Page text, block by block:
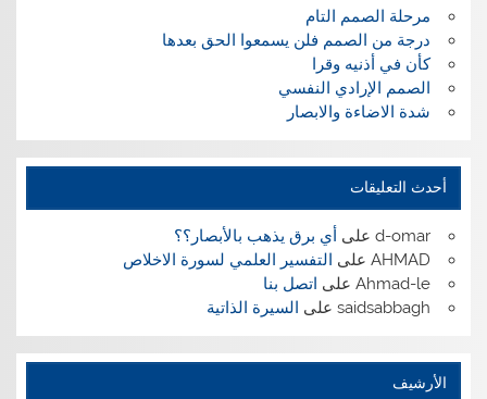
مرحلة الصمم التام
درجة من الصمم فلن يسمعوا الحق بعدها
كأن في أذنيه وقرا
الصمم الإرادي النفسي
شدة الاضاءة والابصار
أحدث التعليقات
d-omarعلى أي برق يذهب بالأبصار؟؟
AHMADعلى التفسير العلمي لسورة الاخلاص
Ahmad-leعلى اتصل بنا
saidsabbaghعلى السيرة الذاتية
الأرشيف